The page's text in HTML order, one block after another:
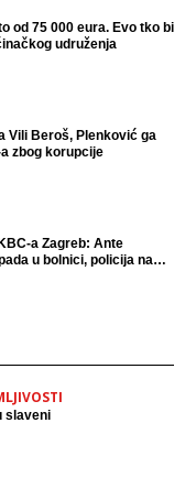
od 75 000 eura. Evo tko bi
udruženja
Vili Beroš, Plenković ga
zbog korupcije
a Zagreb: Ante
u bolnici, policija na
slaveni